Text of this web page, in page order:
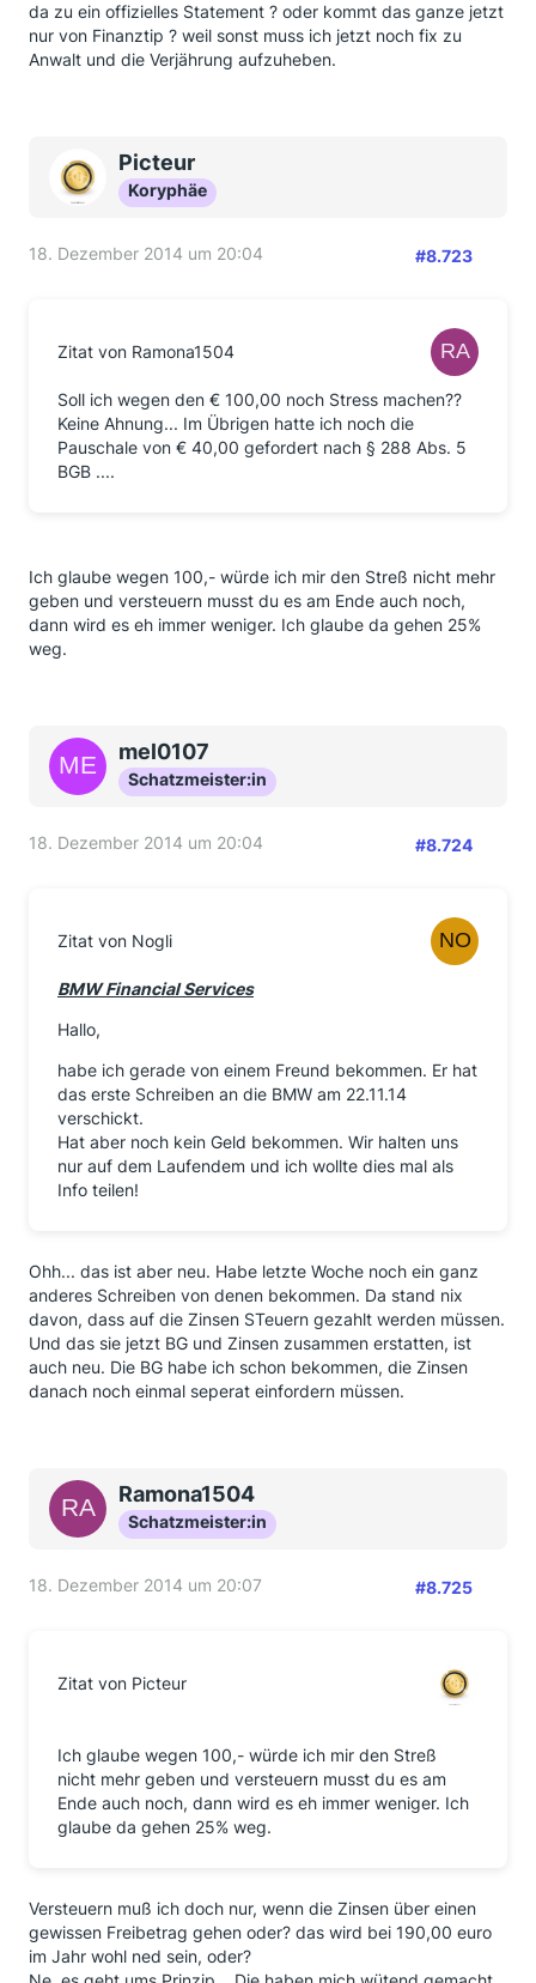
da zu ein offizielles Statement ? oder kommt das ganze jetzt
nur von Finanztip ? weil sonst muss ich jetzt noch fix zu
Anwalt und die Verjährung aufzuheben.
Picteur
Koryphäe
18. Dezember 2014 um 20:04 #8.723
Zitat von Ramona1504
Soll ich wegen den € 100,00 noch Stress machen??
Keine Ahnung... Im Übrigen hatte ich noch die
Pauschale von € 40,00 gefordert nach § 288 Abs. 5
BGB ....
Ich glaube wegen 100,- würde ich mir den Streß nicht mehr
geben und versteuern musst du es am Ende auch noch,
dann wird es eh immer weniger. Ich glaube da gehen 25%
weg.
mel0107
Schatzmeister:in
18. Dezember 2014 um 20:04 #8.724
Zitat von Nogli
BMW Financial Services
Hallo,
habe ich gerade von einem Freund bekommen. Er hat
das erste Schreiben an die BMW am 22.11.14
verschickt.
Hat aber noch kein Geld bekommen. Wir halten uns
nur auf dem Laufendem und ich wollte dies mal als
Info teilen!
Ohh... das ist aber neu. Habe letzte Woche noch ein ganz
anderes Schreiben von denen bekommen. Da stand nix
davon, dass auf die Zinsen STeuern gezahlt werden müssen.
Und das sie jetzt BG und Zinsen zusammen erstatten, ist
auch neu. Die BG habe ich schon bekommen, die Zinsen
danach noch einmal seperat einfordern müssen.
Ramona1504
Schatzmeister:in
18. Dezember 2014 um 20:07 #8.725
Zitat von Picteur
Ich glaube wegen 100,- würde ich mir den Streß
nicht mehr geben und versteuern musst du es am
Ende auch noch, dann wird es eh immer weniger. Ich
glaube da gehen 25% weg.
Versteuern muß ich doch nur, wenn die Zinsen über einen
gewissen Freibetrag gehen oder? das wird bei 190,00 euro
im Jahr wohl ned sein, oder?